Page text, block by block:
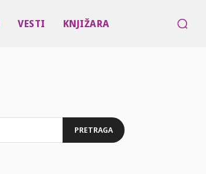
VESTI KNJIŽARA
PRETRAGA